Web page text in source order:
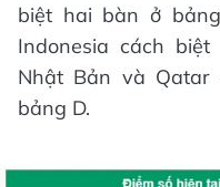
biệt hai bàn ở
Indonesia cách
Nhật Bản và Qatar
bảng D.